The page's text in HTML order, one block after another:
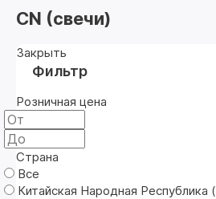
CN (свечи)
Закрыть
Фильтр
Розничная цена
Страна
Все
Китайская Народная Республика (